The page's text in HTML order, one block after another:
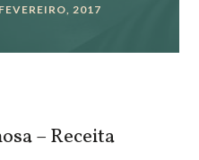
2017
– Receita